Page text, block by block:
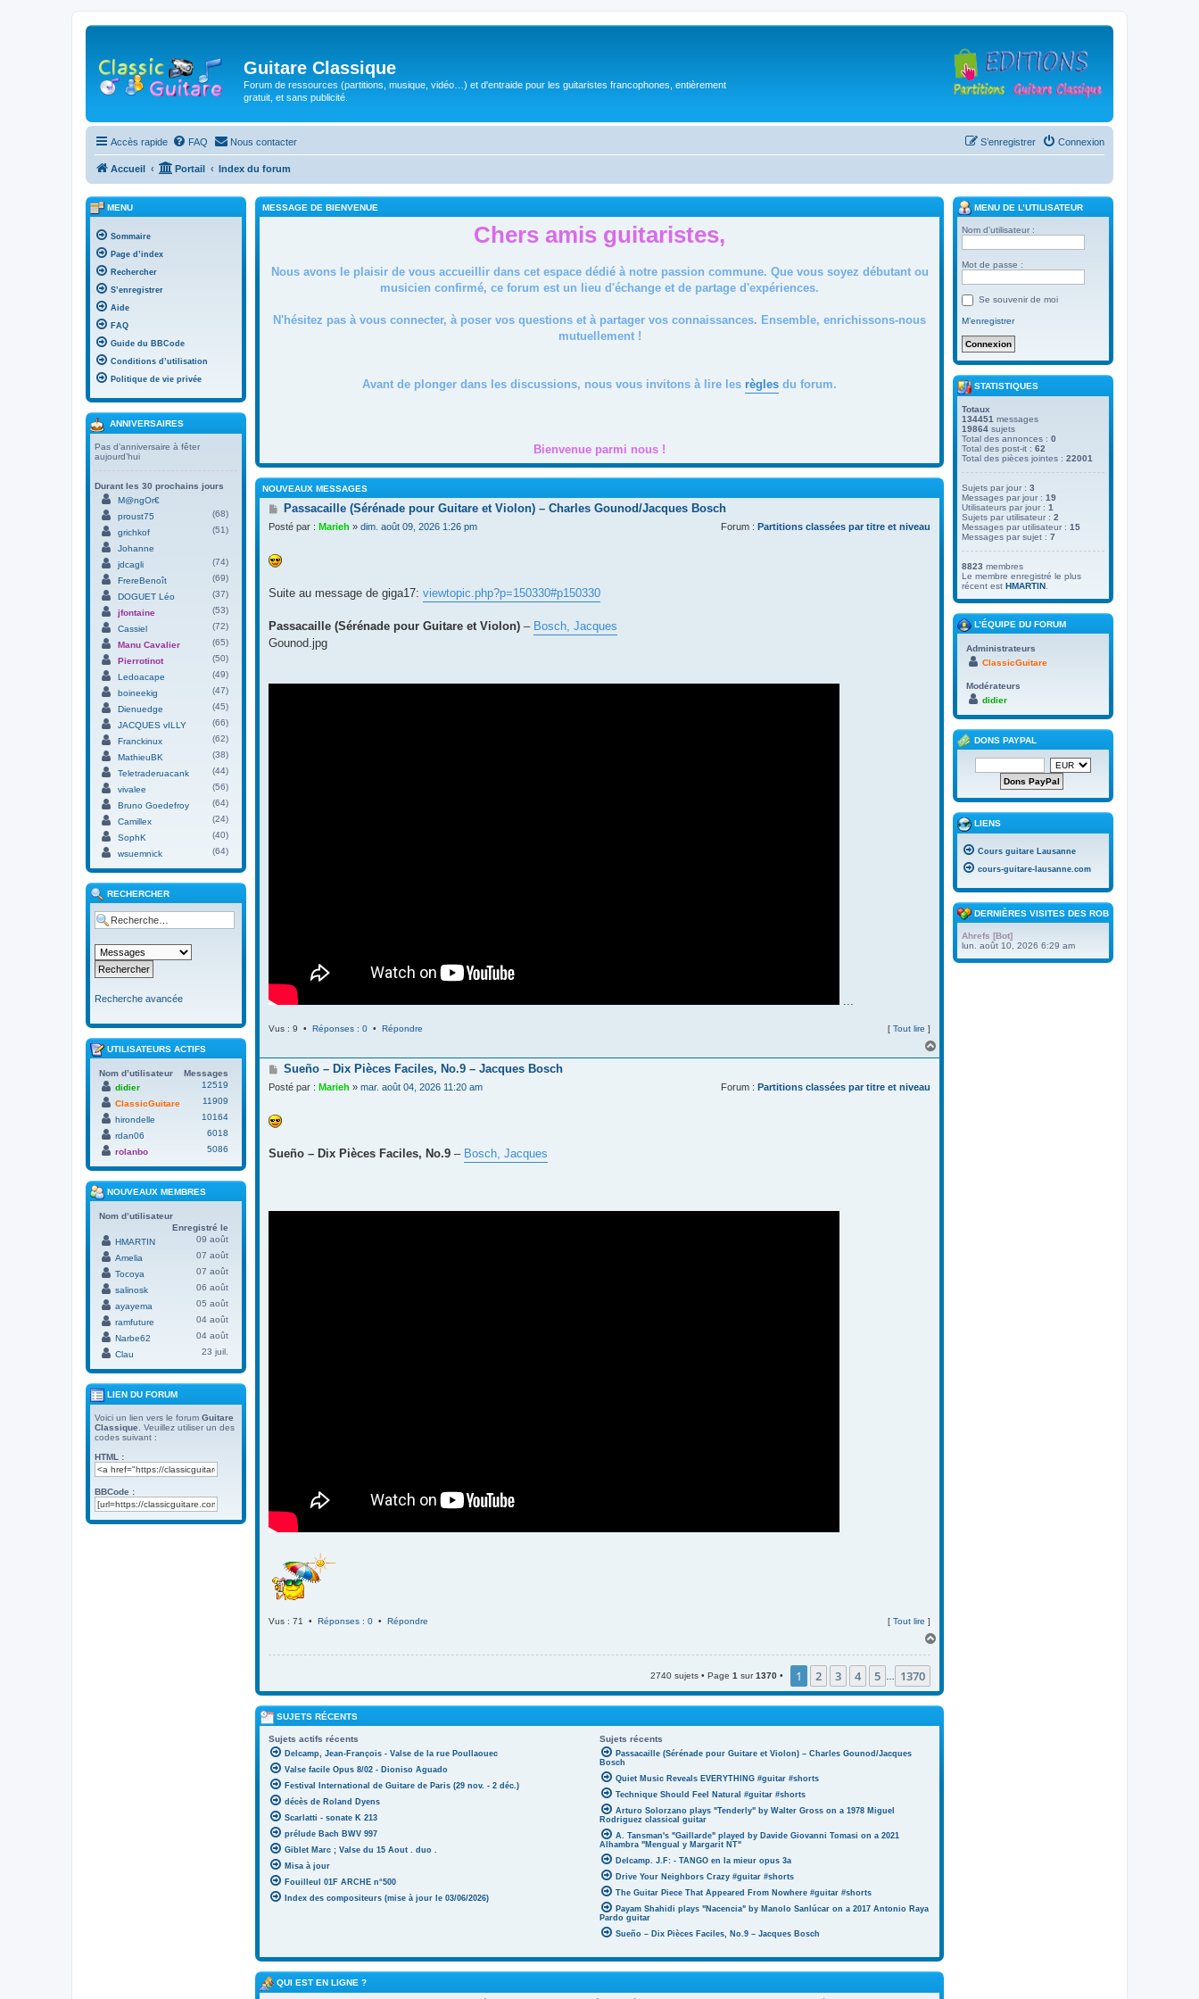
Guitare Classique
Forum de ressources (partitions, musique, vidéo…) et d'entraide pour les guitaristes francophones, entièrement
gratuit, et sans publicité.
Accès rapide FAQ Nous contacter Connexion
S’enregistrer
Accueil Portail Index du forum
MESSAGE DE BIENVENUE
Chers amis guitaristes,
Nous avons le plaisir de vous accueillir dans cet espace dédié à notre passion commune. Que vous soyez débutant ou
musicien confirmé, ce forum est un lieu d'échange et de partage d'expériences.
N'hésitez pas à vous connecter, à poser vos questions et à partager vos connaissances. Ensemble, enrichissons-nous
mutuellement !
Avant de plonger dans les discussions, nous vous invitons à lire les règles du forum.
Bienvenue parmi nous !
NOUVEAUX MESSAGES
M
s
a
g
Passacaille (Sérénade pour Guitare et Violon) – Charles Gounod/Jacques Bosch
Posté par : Marieh » dim. août 09, 2026 1:26 pm Forum : Partitions classées par titre et niveau
Suite au message de giga17: viewtopic.php?p=150330#p150330
Passacaille (Sérénade pour Guitare et Violon) – Bosch, Jacques
Gounod.jpg
...
Vus : 9 • Réponses : 0 • Répondre [ Tout lire ]
a
M
s
a
g
Sueño – Dix Pièces Faciles, No.9 – Jacques Bosch
Posté par : Marieh » mar. août 04, 2026 11:20 am Forum : Partitions classées par titre et niveau
Sueño – Dix Pièces Faciles, No.9 – Bosch, Jacques
Vus : 71 • Réponses : 0 • Répondre [ Tout lire ]
2740 sujets • Page 1 sur1370 • 1 2 3 4 5 1370
SUJETS RÉCENTS
Sujets actifs récents Sujets récents
Delcamp, Jean-François - Valse de la rue Poullaouec
Valse facile Opus 8/02 - Dioniso Aguado
Festival International de Guitare de Paris (29 nov. - 2 déc.)
décès de Roland Dyens
Scarlatti - sonate K 213
prélude Bach BWV 997
Giblet Marc ; Valse du 15 Aout . duo .
Misa à jour
Fouilleul 01F ARCHE n°500
Index des compositeurs (mise à jour le 03/06/2026)
Passacaille (Sérénade pour Guitare et Violon) – Charles Gounod/Jacques
Bosch
Quiet Music Reveals EVERYTHING #guitar #shorts
Technique Should Feel Natural #guitar #shorts
Arturo Solorzano plays "Tenderly" by Walter Gross on a 1978 Miguel
Rodriguez classical guitar
A. Tansman's "Gaillarde" played by Davide Giovanni Tomasi on a 2021
Alhambra "Mengual y Margarit NT"
Delcamp. J.F: - TANGO en la mieur opus 3a
Drive Your Neighbors Crazy #guitar #shorts
The Guitar Piece That Appeared From Nowhere #guitar #shorts
Payam Shahidi plays "Nacencia" by Manolo Sanlúcar on a 2017 Antonio Raya
Pardo guitar
Sueño – Dix Pièces Faciles, No.9 – Jacques Bosch
QUI EST EN LIGNE ?
MENU
Sommaire
Page d’index
Rechercher
S’enregistrer
Aide
FAQ
Guide du BBCode
Conditions d’utilisation
Politique de vie privée
ANNIVERSAIRES
Pas d’anniversaire à fêter
aujourd’hui
Durant les 30 prochains jours
M@ngOr€
proust75
(68)
grichkof
(51)
Johanne
jdcagli
(74)
FrereBenoît
(69)
DOGUET Léo
(37)
jfontaine
(53)
Cassiel
(72)
Manu Cavalier
(65)
Pierrotinot
(50)
Ledoacape
(49)
boineekig
(47)
Dienuedge
(45)
JACQUES vILLY
(66)
Franckinux
(62)
MathieuBK
(38)
Teletraderuacank
(44)
vivalee
(56)
Bruno Goedefroy
(64)
Camillex
(24)
SophK
(40)
wsuemnick
(64)
RECHERCHER
Recherche avancée
UTILISATEURS ACTIFS
Nom d’utilisateur
Messages
didier
12519
ClassicGuitare
11909
hirondelle
10164
rdan06
6018
rolanbo
5086
NOUVEAUX MEMBRES
Nom d’utilisateur
Enregistré le
HMARTIN
09 août
Amelia
07 août
Tocoya
07 août
salinosk
06 août
ayayema
05 août
ramfuture
04 août
Narbe62
04 août
Clau
23 juil.
LIEN DU FORUM
Voici un lien vers le forum Guitare
Classique . Veuillez utiliser un des
codes suivant :
HTML :
BBCode :
MENU DE L’UTILISATEUR
Nom d’utilisateur :
Mot de passe :
Se souvenir de moi
M’enregistrer
STATISTIQUES
Totaux
134451 messages
19864 sujets
Total des annonces : 0
Total des post-it : 62
Total des pièces jointes : 22001
Sujets par jour : 3
Messages par jour : 19
Utilisateurs par jour : 1
Sujets par utilisateur : 2
Messages par utilisateur : 15
Messages par sujet : 7
8823 membres
Le membre enregistré le plus
récent est HMARTIN
L’ÉQUIPE DU FORUM
Administrateurs
ClassicGuitare
Modérateurs
didier
DONS PAYPAL
LIENS
Cours guitare Lausanne
cours-guitare-lausanne.com
DERNIÈRES VISITES DES ROBOTS
Ahrefs [Bot]
lun. août 10, 2026 6:29 am